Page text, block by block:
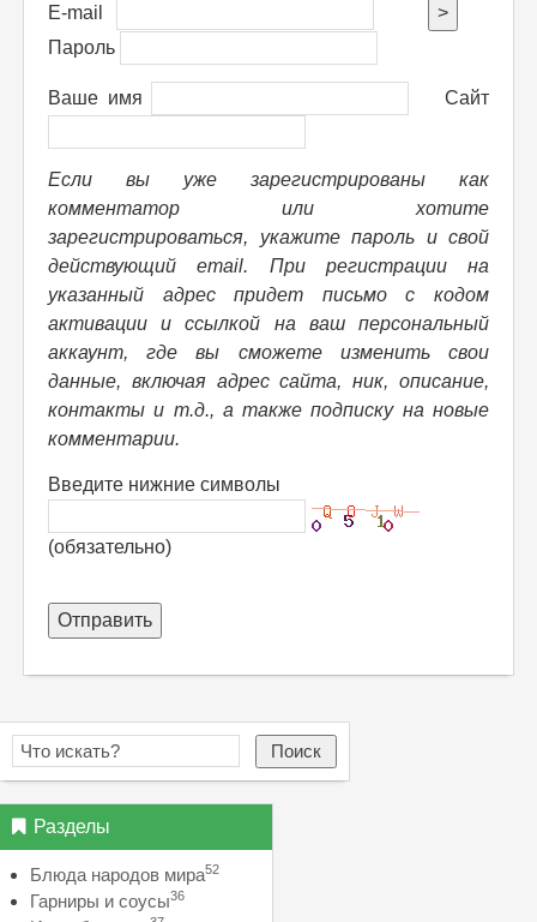
E-mail
>
Пароль
Ваше имя Сайт
Если вы уже зарегистрированы как
комментатор или хотите
зарегистрироваться, укажите пароль и свой
действующий email. При регистрации на
указанный адрес придет письмо с кодом
активации и ссылкой на ваш персональный
аккаунт, где вы сможете изменить свои
данные, включая адрес сайта, ник, описание,
контакты и т.д., а также подписку на новые
комментарии.
Введите нижние символы
(обязательно)
Отправить
Поиск
Разделы
Блюда народов мира52
Гарниры и соусы36